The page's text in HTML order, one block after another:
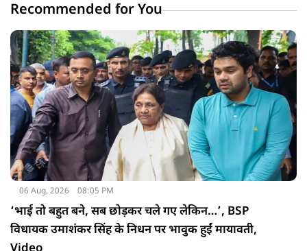
Recommended for You
06 Aug, 2026 08:05 PM
‘भाई तो बहुत बने, सब छोड़कर चले गए लेकिन…’, BSP
विधायक उमाशंकर सिंह के निधन पर भावुक हुईं मायावती,